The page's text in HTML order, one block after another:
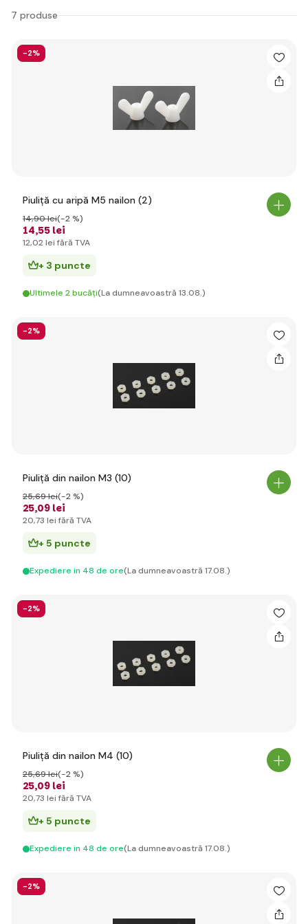
7 produse
-2%
Piuliță cu aripă M5 nailon (2)
14,55 lei
14,90 lei(-2 %)
12,02 lei fără TVA
+ 3 puncte
Ultimele 2 bucăți(La dumneavoastră 13.08.)
-2%
Piuliță din nailon M3 (10)
25,09 lei
25,69 lei(-2 %)
20,73 lei fără TVA
+ 5 puncte
Expediere in 48 de ore(La dumneavoastră 17.08.)
-2%
Piuliță din nailon M4 (10)
25,09 lei
25,69 lei(-2 %)
20,73 lei fără TVA
+ 5 puncte
Expediere in 48 de ore(La dumneavoastră 17.08.)
-2%